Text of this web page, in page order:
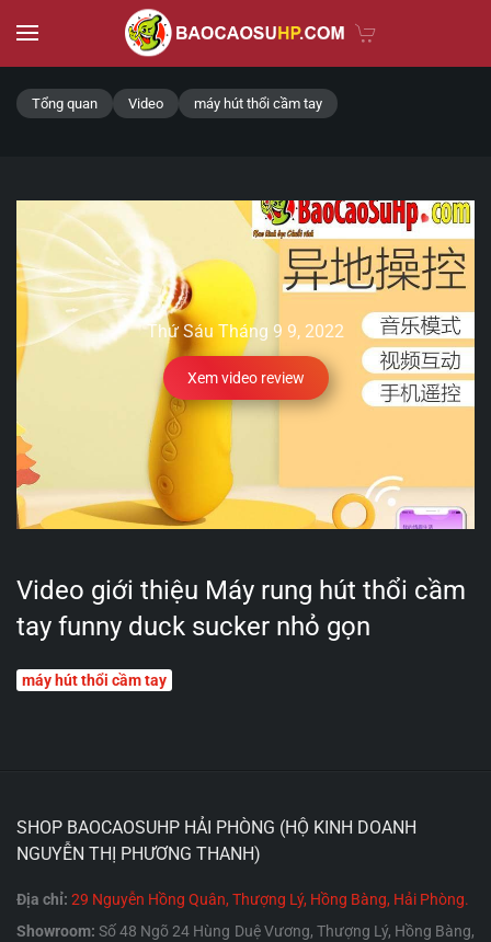
Skip to main content
Tổng quan Video máy hút thổi cầm tay
Thứ Sáu Tháng 9 9, 2022
Xem video review
Video giới thiệu Máy rung hút thổi cầm
tay funny duck sucker nhỏ gọn
máy hút thổi cầm tay
SHOP BAOCAOSUHP HẢI PHÒNG (HỘ KINH DOANH
NGUYỄN THỊ PHƯƠNG THANH)
Địa chỉ: 29 Nguyễn Hồng Quân, Thượng Lý, Hồng Bàng, Hải Phòng.
Showroom: Số 48 Ngõ 24 Hùng Duệ Vương, Thượng Lý, Hồng Bàng,